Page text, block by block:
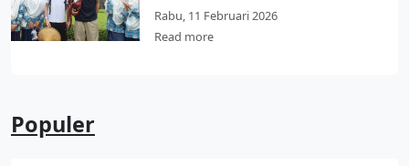
Rabu, 11 Februari 2026
Read more
Populer